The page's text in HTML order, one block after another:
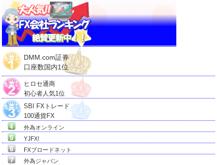
DMM.com証券
口座数国内1位
ヒロセ通商
初心者人気1位
SBI FXトレード
100通貨FX
外為オンライン
YJFX!
FXブロードネット
外為ジャパン